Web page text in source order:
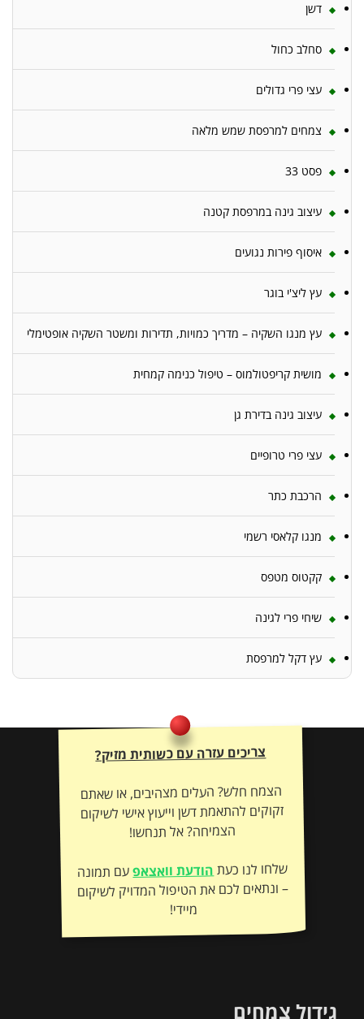
דשן
סחלב כחול
עצי פרי גדולים
צמחים למרפסת שמש מלאה
פסט 33
עיצוב גינה במרפסת קטנה
איסוף פירות נגועים
עץ ליצ'י בוגר
עץ מנגו השקיה – מדריך כמויות, תדירות ומשטר השקיה אופטימלי
מושית קריפטולמוס – טיפול כנימה קמחית
עיצוב גינה בדירת גן
עצי פרי טרופיים
הרכבת כתר
מנגו קלאסי רשמי
קקטוס מטפס
שיחי פרי לגינה
עץ דקל למרפסת
צריכים עזרה עם כשותית מזיק?
הצמח חלש? העלים מצהיבים, או שאתם
זקוקים להתאמת דשן וייעוץ אישי לשיקום
הצמיחה? אל תנחשו!
שלחו לנו כעתהודעת וואצאפעם תמונה
– ונתאים לכם את הטיפול המדויק לשיקום
מיידי!
גידול צמחים